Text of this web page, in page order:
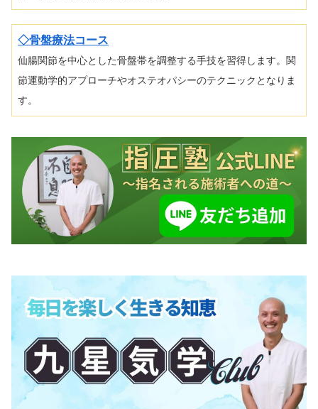
◇骨盤療法コース
仙腸関節を中心とした骨盤帯を調整する手技を習得します。関
節運動学的アプローチやオステオパシーのテクニックとなりま
す。